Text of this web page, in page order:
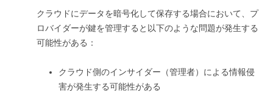
クラウドにデータを暗号化して保存する場合において、プ
ロバイダーが鍵を管理すると以下のような問題が発生する
可能性がある：
クラウド側のインサイダー（管理者）による情報侵
害が発生する可能性がある